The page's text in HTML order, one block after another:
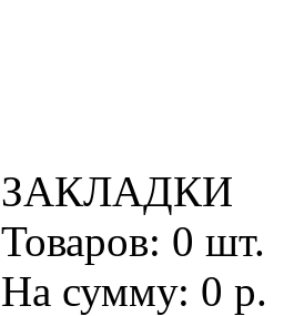
ЗАКЛАДКИ
Товаров: 0 шт.
На сумму: 0 р.